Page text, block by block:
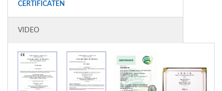
CERTIFICATEN
VIDEO